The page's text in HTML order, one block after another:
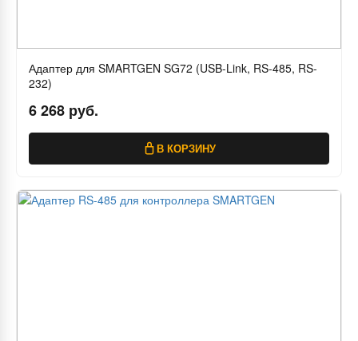
Адаптер для SMARTGEN SG72 (USB-Link, RS-485, RS-
232)
6 268 руб.
В КОРЗИНУ